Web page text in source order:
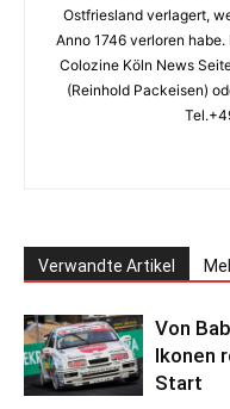
Ostfriesland verlagert,
Anno 1746 verloren
Colozine Köln News
(Reinhold Packeisen)
Verwandte Artikel
Von
Ikonen
Start